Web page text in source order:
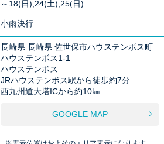
～18(日),24(土),25(日)
小雨決行
長崎県 長崎県 佐世保市ハウステンボス町
ハウステンボス1-1
ハウステンボス
JRハウステンボス駅から徒歩約7分
西九州道大塔ICから約10㎞
GOOGLE MAP